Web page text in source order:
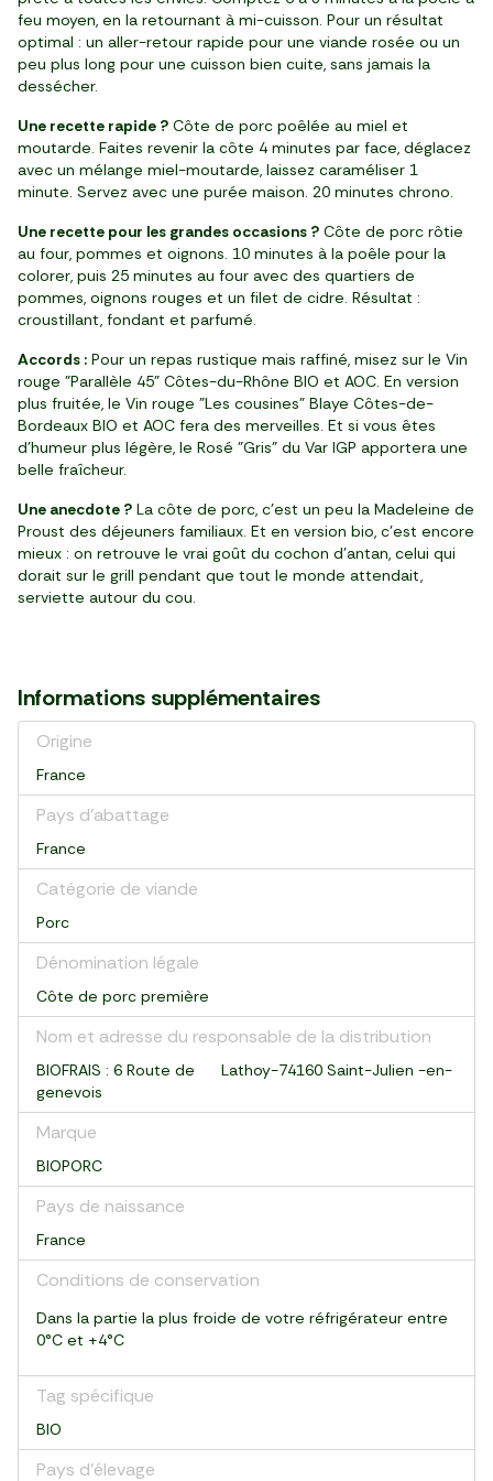
feu moyen, en la retournant à mi-cuisson. Pour un résultat
optimal : un aller-retour rapide pour une viande rosée ou un
peu plus long pour une cuisson bien cuite, sans jamais la
dessécher.
Une recette rapide ? Côte de porc poêlée au miel et
moutarde. Faites revenir la côte 4 minutes par face, déglacez
avec un mélange miel-moutarde, laissez caraméliser 1
minute. Servez avec une purée maison. 20 minutes chrono.
Une recette pour les grandes occasions ? Côte de porc rôtie
au four, pommes et oignons. 10 minutes à la poêle pour la
colorer, puis 25 minutes au four avec des quartiers de
pommes, oignons rouges et un filet de cidre. Résultat :
croustillant, fondant et parfumé.
Accords : Pour un repas rustique mais raffiné, misez sur le Vin
rouge "Parallèle 45" Côtes-du-Rhône BIO et AOC. En version
plus fruitée, le Vin rouge "Les cousines" Blaye Côtes-de-
Bordeaux BIO et AOC fera des merveilles. Et si vous êtes
d’humeur plus légère, le Rosé "Gris" du Var IGP apportera une
belle fraîcheur.
Une anecdote ? La côte de porc, c’est un peu la Madeleine de
Proust des déjeuners familiaux. Et en version bio, c’est encore
mieux : on retrouve le vrai goût du cochon d’antan, celui qui
dorait sur le grill pendant que tout le monde attendait,
serviette autour du cou.
Informations supplémentaires
Origine
France
Pays d’abattage
France
Catégorie de viande
Porc
Dénomination légale
Côte de porc première
Nom et adresse du responsable de la distribution
BIOFRAIS : 6 Route de Lathoy-74160 Saint-Julien -en-
genevois
Marque
BIOPORC
Pays de naissance
France
Conditions de conservation
Dans la partie la plus froide de votre réfrigérateur entre
0°C et +4°C
Tag spécifique
BIO
Pays d’élevage